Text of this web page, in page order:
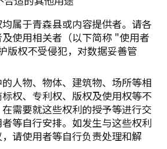
属于青森县或内容提供者。请各
使用相关者（以下简称 "使用者
版权不受侵犯，对数据妥善管
人物、物体、建筑物、场所等相
权、专利权、版权及使用权等不
需要就这些权利的授予等进行交
等自行安排。如发生与这些权利
请使用者等自行负责处理和解